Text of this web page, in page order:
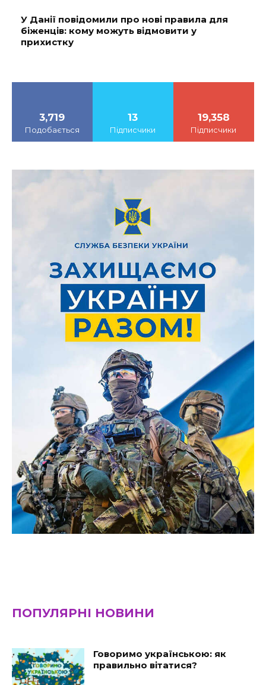
У Данії повідомили про нові правила для
біженців: кому можуть відмовити у
прихистку
3,719
Подобається
13
Підписчики
19,358
Підписчики
ПОПУЛЯРНІ НОВИНИ
Говоримо українською: як
правильно вітатися?